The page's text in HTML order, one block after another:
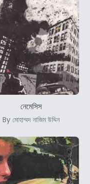
নেমেসিস
By মোহাম্মদ নাজিম উদ্দিন